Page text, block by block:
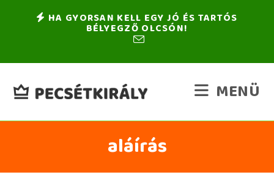
HA GYORSAN KELL EGY JÓ ÉS TARTÓS
BÉLYEGZŐ OLCSÓN!
MENÜ
aláírás